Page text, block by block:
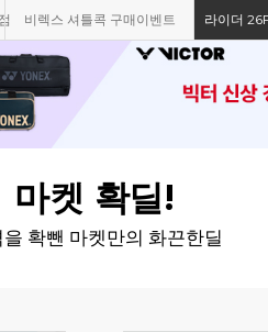
비렉스 셔틀콕 구매이벤트 라이더
마켓 확딜!
을 확뺀 마켓만의 화끈한딜